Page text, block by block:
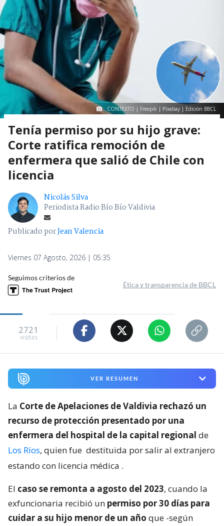
CONTEXTO | Freepik | Pixabay | Edición BBCL
Tenía permiso por su hijo grave:
Corte ratifica remoción de
enfermera que salió de Chile con
licencia
Nicolás Silva
Periodista Radio Bío Bío Valdivia
Publicado porJean Valencia
Viernes 07 Agosto, 2026 | 05:35
Seguimos criterios de
Ética y transparencia de BBCL
2721
visitas
VER RESUMEN
La Corte de Apelaciones de Valdivia rechazó un
recurso de protección presentado por una
enfermera del hospital de la capital regional de
Los Ríos, quien fue destituida por salir al extranjero
estando con licencia médica .
El caso se remonta a agosto del 2023, cuando la
exfuncionaria recibió un permiso por 30 días para
cuidar a su hijo menor de un año que -según